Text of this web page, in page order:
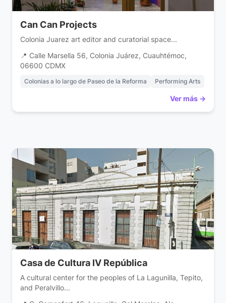
Can Can Projects
Colonia Juarez art editor and curatorial space...
📍 Calle Marsella 56, Colonia Juárez, Cuauhtémoc,
06600 CDMX
Colonias a lo largo de Paseo de la Reforma Performing Arts
Ver más →
Casa de Cultura IV República
A cultural center for the peoples of La Lagunilla, Tepito,
and Peralvillo...